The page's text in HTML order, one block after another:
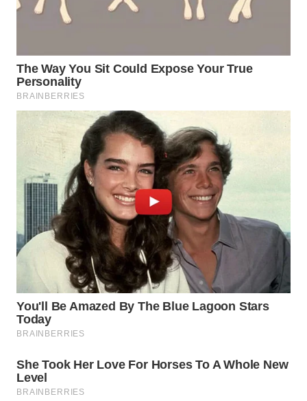
SAMOSIR
PADANG
LAWAS
WN
CIANJUR
WN
KEPULAUAN
SERIBU
TANGERANG
WN
WN
CIREBON